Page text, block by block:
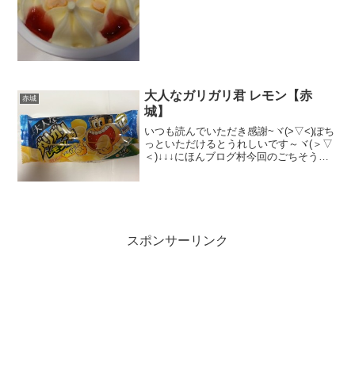
赤城
大人なガリガリ君 レモン【赤
城】
いつも読んでいただき感謝~ヾ(>▽<)ぽち
っといただけるとうれしいです～ヾ(＞▽
＜)↓↓↓にほんブログ村今回のごちそうは
スポンサーリンク